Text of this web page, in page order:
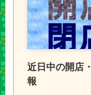
近日中の開店
報